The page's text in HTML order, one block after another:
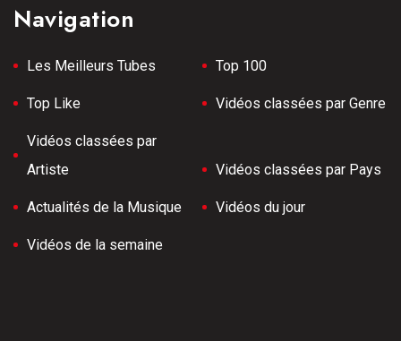
Navigation
Les Meilleurs Tubes Top 100
Top Like Vidéos classées par Genre
Vidéos classées par
Artiste
Vidéos classées par Pays
Actualités de la Musique Vidéos du jour
Vidéos de la semaine